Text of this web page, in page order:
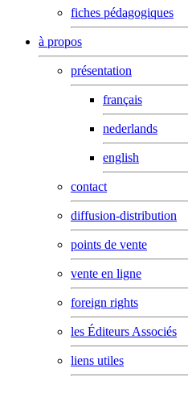
fiches pédagogiques
à propos
présentation
français
nederlands
english
contact
diffusion-distribution
points de vente
vente en ligne
foreign rights
les Éditeurs Associés
liens utiles